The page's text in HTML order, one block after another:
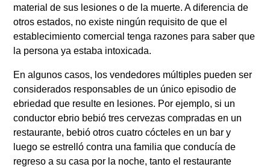
material de sus lesiones o de la muerte. A diferencia de
otros estados, no existe ningún requisito de que el
establecimiento comercial tenga razones para saber que
la persona ya estaba intoxicada.
En algunos casos, los vendedores múltiples pueden ser
considerados responsables de un único episodio de
ebriedad que resulte en lesiones. Por ejemplo, si un
conductor ebrio bebió tres cervezas compradas en un
restaurante, bebió otros cuatro cócteles en un bar y
luego se estrelló contra una familia que conducía de
regreso a su casa por la noche, tanto el restaurante